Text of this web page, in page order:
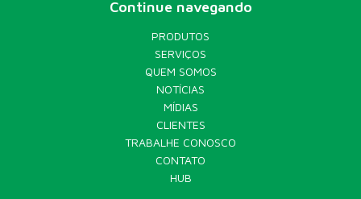
Continue navegando
PRODUTOS
SERVIÇOS
QUEM SOMOS
NOTÍCIAS
MÍDIAS
CLIENTES
TRABALHE CONOSCO
CONTATO
HUB